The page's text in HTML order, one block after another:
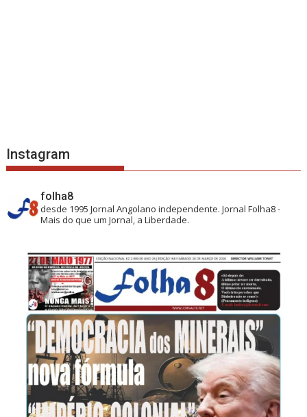
Instagram
folha8
desde 1995 Jornal Angolano independente.Jornal Folha8 -
Mais do que um Jornal, a Liberdade.